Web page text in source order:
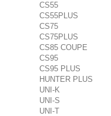
CS55
CS55PLUS
CS75
CS75PLUS
CS85 COUPE
CS95
CS95 PLUS
HUNTER PLUS
UNI-K
UNI-S
UNI-T